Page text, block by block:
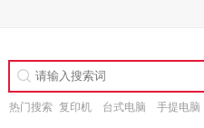
热门搜索 复印机 台式电脑 手提电脑